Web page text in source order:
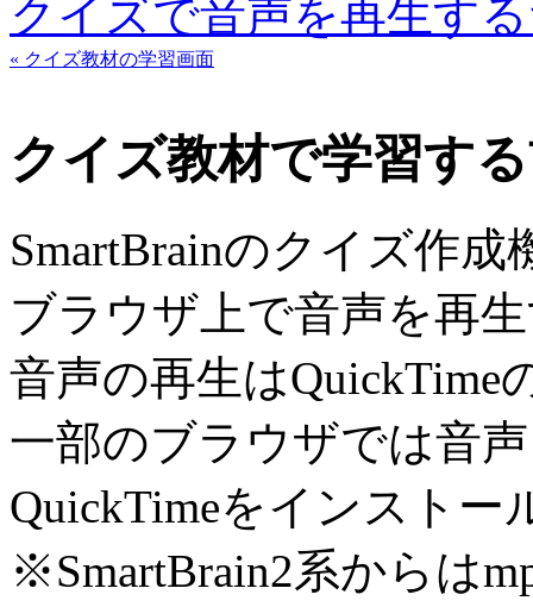
クイズで音声を再生す
« クイズ教材の学習画面
クイズ教材で学習す
SmartBrainのクイズ作
ブラウザ上で音声を再
音声の再生はQuickTime
一部のブラウザでは音
QuickTimeをインスト
※SmartBrain2系からは